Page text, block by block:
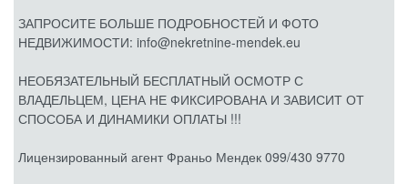
ЗАПРОСИТЕ БОЛЬШЕ ПОДРОБНОСТЕЙ И ФОТО
НЕДВИЖИМОСТИ: info@nekretnine-mendek.eu
НЕОБЯЗАТЕЛЬНЫЙ БЕСПЛАТНЫЙ ОСМОТР С
ВЛАДЕЛЬЦЕМ, ЦЕНА НЕ ФИКСИРОВАНА И ЗАВИСИТ ОТ
СПОСОБА И ДИНАМИКИ ОПЛАТЫ !!!
Лицензированный агент Франьо Мендек 099/430 9770